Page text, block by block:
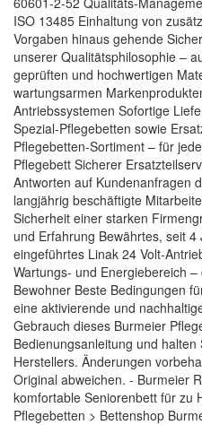
ISO 13485 Einhaltung von
Vorgaben hinaus gehende
unserer Qualitätsphilosophie –
geprüften und hochwertigen
wartungsarmen
Antriebssystemen Sofortige
Spezial-Pflegebetten sowie
Pflegebetten-Sortiment – für
Pflegebett Sicherer
Antworten auf Kundenanfragen
langjährig beschäftigte
Sicherheit einer starken
und Erfahrung Bewährtes, seit
eingeführtes Linak 24 Volt-
Wartungs- und Energiebereich
Bewohner Beste Bedingungen
eine aktivierende und
Gebrauch dieses Burmeier
Bedienungsanleitung und
Herstellers. Änderungen
Original abweichen. - Burmeier
komfortable Seniorenbett für zu
Pflegebetten > Bettenshop